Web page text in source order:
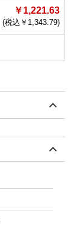
￥1,221.63
(税込￥ 1,343.79)